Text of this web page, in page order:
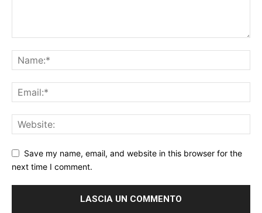
Save my name, email, and website in this browser for the
next time I comment.